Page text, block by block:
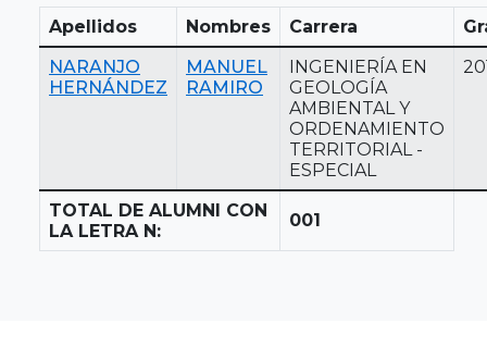
Apellidos Nombres Carrera
NARANJO
HERNÁNDEZ
MANUEL
RAMIRO
INGENIERÍA EN
GEOLOGÍA
AMBIENTAL Y
ORDENAMIENTO
TERRITORIAL -
ESPECIAL
TOTAL DE ALUMNI CON
LA LETRA N:
001